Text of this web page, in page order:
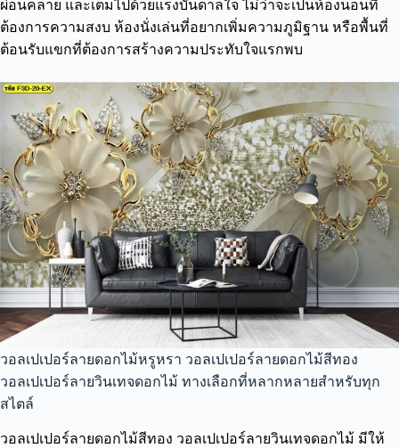
ผ่อนคลาย และเต็มไปด้วยแรงบันดาลใจ ไม่ว่าจะเป็นห้องนอนที่
ต้องการความสงบ ห้องนั่งเล่นที่อยากเพิ่มความภูมิฐาน หรือพื้นที่
ต้อนรับแขกที่ต้องการสร้างความประทับใจแรกพบ
วอลเปเปอร์ลายดอกไม้หรูหรา วอลเปเปอร์ลายดอกไม้สีทอง
วอลเปเปอร์ลายวินเทจดอกไม้ ทางเลือกที่หลากหลายสำหรับทุก
สไตล์
วอลเปเปอร์ลายดอกไม้สีทอง วอลเปเปอร์ลายวินเทจดอกไม้ มีให้